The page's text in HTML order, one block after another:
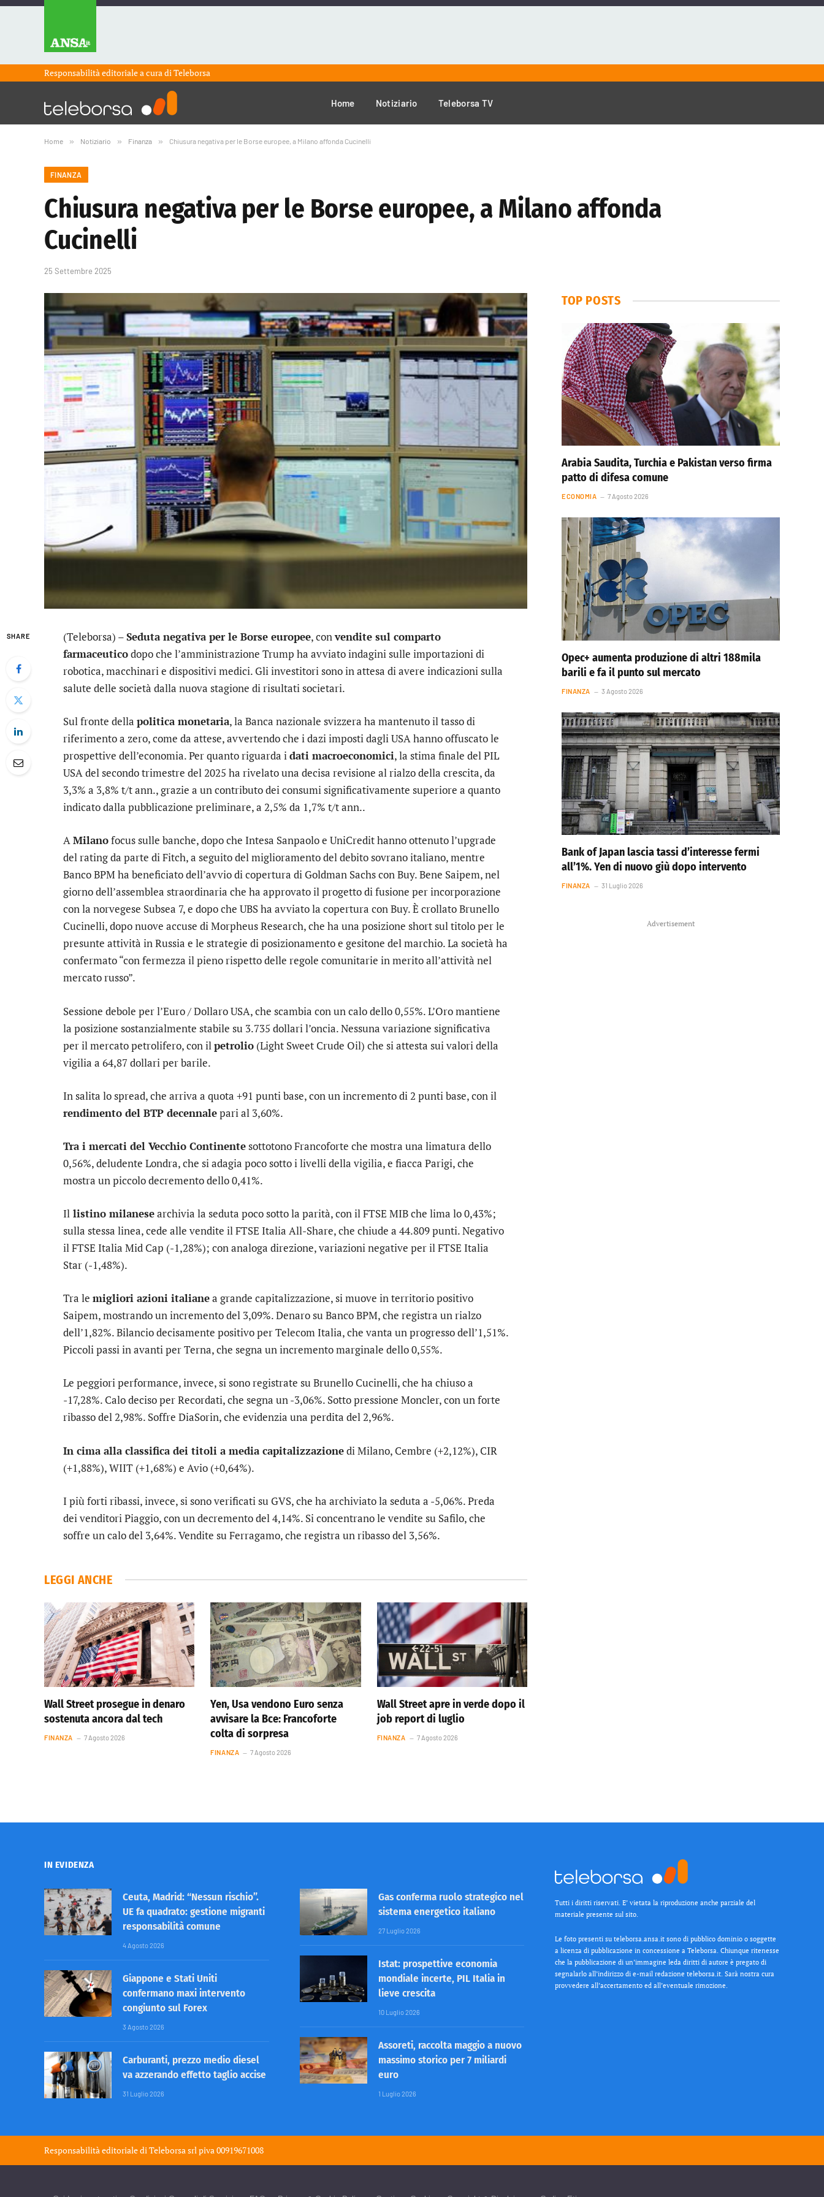
Responsabilità editoriale a cura diTeleborsa
Home Notiziario Teleborsa TV
Home » Notiziario » Finanza » Chiusura negativa per le Borse europee, a Milano affonda Cucinelli
FINANZA
Chiusura negativa per le Borse europee, a Milano affonda
Cucinelli
25 Settembre 2025
SHARE (Teleborsa) –Seduta negativa per le Borse europee, convendite sul comparto
farmaceuticodopo che l’amministrazione Trump ha avviato indagini sulle importazioni di
robotica, macchinari e dispositivi medici. Gli investitori sono in attesa di avere indicazioni sulla
salute delle società dalla nuova stagione di risultati societari.
Sul fronte della politica monetaria, la Banca nazionale svizzera ha mantenuto il tasso di
riferimento a zero, come da attese, avvertendo che i dazi imposti dagli USA hanno offuscato le
prospettive dell’economia. Per quanto riguarda idati macroeconomici, la stima finale del PIL
USA del secondo trimestre del 2025 ha rivelato una decisa revisione al rialzo della crescita, da
3,3% a 3,8% t/t ann., grazie a un contributo dei consumi significativamente superiore a quanto
indicato dalla pubblicazione preliminare, a 2,5% da 1,7% t/t ann..
AMilanofocus sulle banche, dopo che Intesa Sanpaoloe UniCredithanno ottenuto l’upgrade
del rating da parte di Fitch, a seguito del miglioramento del debito sovrano italiano, mentre
Banco BPMha beneficiato dell’avvio di copertura di Goldman Sachs con Buy. Bene Saipem, nel
giorno dell’assemblea straordinaria che ha approvato il progetto di fusione per incorporazione
con la norvegese Subsea 7, e dopo che UBS ha avviato la copertura con Buy. È crollatoBrunello
Cucinelli, dopo nuove accuse di Morpheus Research, che ha una posizione short sul titolo per le
presunte attività in Russia e le strategie di posizionamento e gesitone del marchio. La società ha
confermato “con fermezza il pieno rispetto delle regole comunitarie in merito all’attività nel
mercato russo”.
Sessione debole per l’Euro / Dollaro USA, che scambia con un calo dello 0,55%. L’Oromantiene
la posizione sostanzialmente stabile su 3.735 dollari l’oncia. Nessuna variazione significativa
per il mercato petrolifero, con il petrolio (Light Sweet Crude Oil) che si attesta sui valori della
vigilia a 64,87 dollari per barile.
In salita lospread, che arriva a quota +91 punti base, con un incremento di 2 punti base, con il
rendimento del BTP decennalepari al 3,60%.
Tra i mercati del Vecchio ContinentesottotonoFrancoforte che mostra una limatura dello
0,56%, deludente Londra, che si adagia poco sotto i livelli della vigilia, e fiacca Parigi, che
mostra un piccolo decremento dello 0,41%.
Il listino milanesearchivia la seduta poco sotto la parità, con ilFTSE MIBche lima lo 0,43%;
sulla stessa linea, cede alle vendite ilFTSE Italia All-Share, che chiude a 44.809 punti. Negativo
ilFTSE Italia Mid Cap (-1,28%); con analoga direzione, variazioni negative per ilFTSE Italia
Star (-1,48%).
Tra le migliori azioni italianea grande capitalizzazione, si muove in territorio positivo
Saipem, mostrando un incremento del 3,09%. Denaro suBanco BPM, che registra un rialzo
dell’1,82%. Bilancio decisamente positivo perTelecom Italia, che vanta un progresso dell’1,51%.
Piccoli passi in avanti perTerna, che segna un incremento marginale dello 0,55%.
Le peggiori performance, invece, si sono registrate suBrunello Cucinelli, che ha chiuso a
-17,28%. Calo deciso perRecordati, che segna un -3,06%. Sotto pressione Moncler, con un forte
ribasso del 2,98%. Soffre DiaSorin, che evidenzia una perdita del 2,96%.
In cima alla classifica dei titoli a media capitalizzazionedi Milano, Cembre (+2,12%), CIR
(+1,88%),WIIT (+1,68%) e Avio (+0,64%).
I più forti ribassi, invece, si sono verificati su GVS, che ha archiviato la seduta a -5,06%. Preda
dei venditoriPiaggio, con un decremento del 4,14%. Si concentrano le vendite su Safilo, che
soffre un calo del 3,64%. Vendite suFerragamo, che registra un ribasso del 3,56%.
LEGGI ANCHE
Wall Street prosegue in denaro
sostenuta ancora dal tech
FINANZA 7 Agosto 2026
Yen, Usa vendono Euro senza
avvisare la Bce: Francoforte
colta di sorpresa
FINANZA 7 Agosto 2026
Wall Street apre in verde dopo il
job report di luglio
FINANZA 7 Agosto 2026
TOP POSTS
Arabia Saudita, Turchia e Pakistan verso firma
patto di difesa comune
ECONOMIA 7 Agosto 2026
Opec+ aumenta produzione di altri 188mila
barili e fa il punto sul mercato
FINANZA 3 Agosto 2026
Bank of Japan lascia tassi d’interesse fermi
all’1%. Yen di nuovo giù dopo intervento
FINANZA 31 Luglio 2026
Advertisement
IN EVIDENZA
Ceuta, Madrid: “Nessun rischio”.
UE fa quadrato: gestione migranti
responsabilità comune
4 Agosto 2026
Giappone e Stati Uniti
confermano maxi intervento
congiunto sul Forex
3 Agosto 2026
Carburanti, prezzo medio diesel
va azzerando effetto taglio accise
31 Luglio 2026
Gas conferma ruolo strategico nel
sistema energetico italiano
27 Luglio 2026
Istat: prospettive economia
mondiale incerte, PIL Italia in
lieve crescita
10 Luglio 2026
Assoreti, raccolta maggio a nuovo
massimo storico per 7 miliardi
euro
1 Luglio 2026
Tutti i diritti riservati. E’ vietata la riproduzione anche parziale del
materiale presente sul sito.
Le foto presenti su teleborsa.ansa.it sono di pubblico dominio o soggette
a licenza di pubblicazione in concessione a Teleborsa. Chiunque ritenesse
che la pubblicazione di un’immagine leda diritti di autore è pregato di
segnalarlo all’indirizzo di e-mail redazione teleborsa.it. Sarà nostra cura
provvedere all’accertamento ed all’eventuale rimozione.
Responsabilità editoriale di Teleborsa srl piva 00919671008